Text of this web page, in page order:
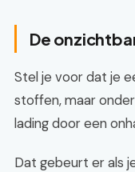
De
Stel je voor dat je
stoffen, maar
lading door een
Dat gebeurt er als